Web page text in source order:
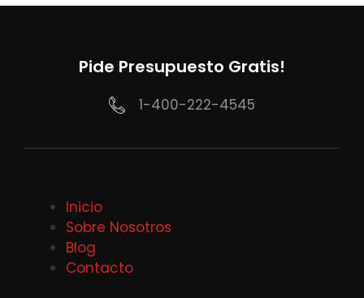
Pide Presupuesto Gratis!
1-400-222-4545
Inicio
Sobre Nosotros
Blog
Contacto